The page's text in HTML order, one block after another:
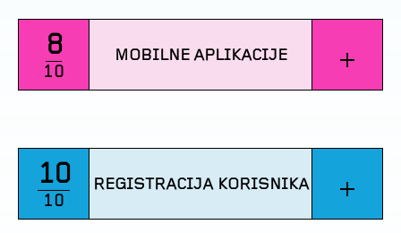
8
10
MOBILNE APLIKACIJE +
10
10
REGISTRACIJA KORISNIKA +